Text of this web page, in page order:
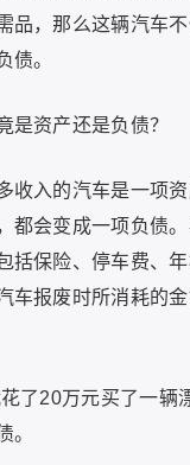
品，那么这辆汽车
债。
是资产还是负债？
收入的汽车是一项
都会变成一项负债
括保险、停车费、年
车报废时所消耗的
了20万元买了一辆
。